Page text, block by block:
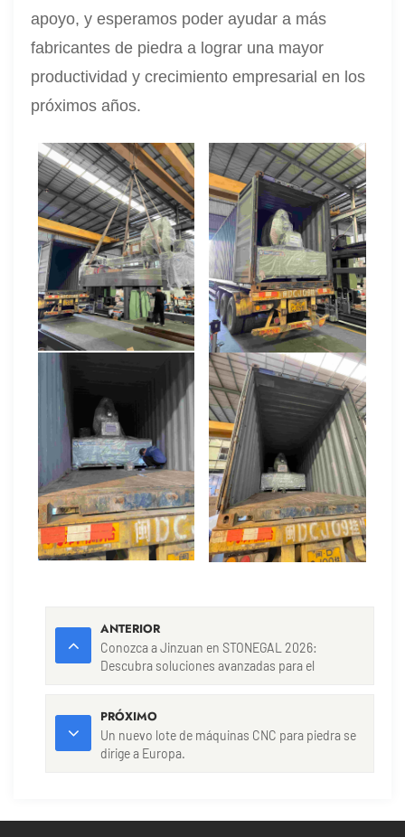
apoyo, y esperamos poder ayudar a más
fabricantes de piedra a lograr una mayor
productividad y crecimiento empresarial en los
próximos años.
ANTERIOR
Conozca a Jinzuan en STONEGAL 2026:
Descubra soluciones avanzadas para el
PRÓXIMO
Un nuevo lote de máquinas CNC para piedra se
dirige a Europa.